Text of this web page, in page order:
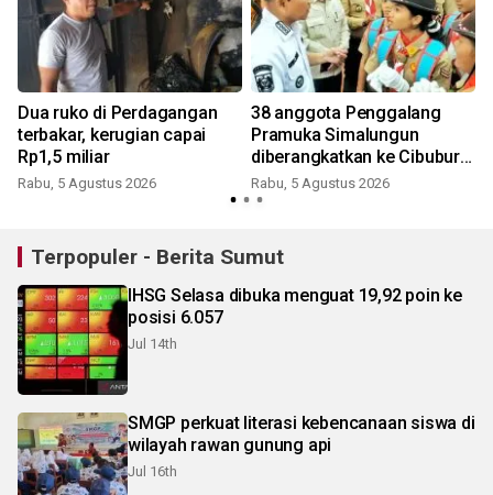
Dua ruko di Perdagangan
terbakar, kerugian capai
Rp1,5 miliar
Rabu, 5 Agustus 2026
38 anggota Penggalang
Pramuka Simalungun
diberangkatkan ke Cibubur
ikuti Jamnas 2026
Rabu, 5 Agustus 2026
Terpopuler - Berita Sumut
IHSG Selasa dibuka menguat 19,92 poin ke
posisi 6.057
Jul 14th
SMGP perkuat literasi kebencanaan siswa di
wilayah rawan gunung api
Jul 16th